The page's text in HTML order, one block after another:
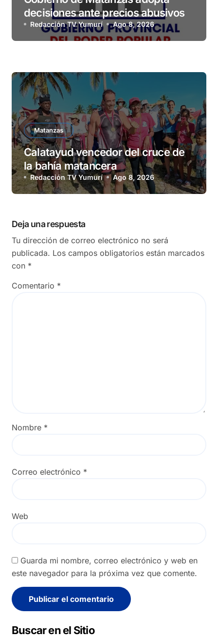
decisiones ante precios abusivos
Redacción TV Yumurí Ago 8, 2026
Matanzas
Calatayud vencedor del cruce de
la bahía matancera
Redacción TV Yumurí Ago 8, 2026
Deja una respuesta
Tu dirección de correo electrónico no será
publicada. Los campos obligatorios están marcados
con *
Comentario *
Nombre *
Correo electrónico *
Web
Guarda mi nombre, correo electrónico y web en
este navegador para la próxima vez que comente.
Buscar en el Sitio